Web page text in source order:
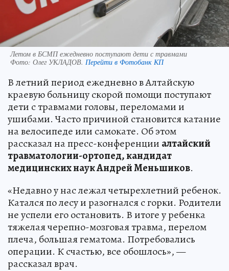
Летом в БСМП ежедневно поступают дети с травмами
Фото: Олег УКЛАДОВ. Перейти в Фотобанк КП
В летний период ежедневно в Алтайскую
краевую больницу скорой помощи поступают
дети с травмами головы, переломами и
ушибами. Часто причиной становится катание
на велосипеде или самокате. Об этом
рассказал на пресс-конференции алтайский
травматологии-ортопед, кандидат
медицинских наук Андрей Меньшиков.
«Недавно у нас лежал четырехлетний ребенок.
Катался по лесу и разогнался с горки. Родители
не успели его остановить. В итоге у ребенка
тяжелая черепно-мозговая травма, перелом
плеча, большая гематома. Потребовались
операции. К счастью, все обошлось», —
рассказал врач.